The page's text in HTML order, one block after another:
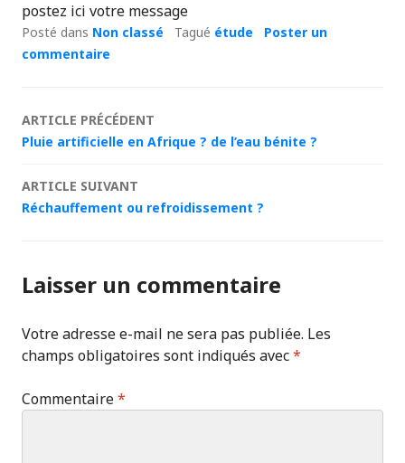
postez ici votre message
Posté dans Non classé Tagué étude
Poster un
commentaire
Navigation
articles
ARTICLE PRÉCÉDENT
Pluie artificielle en Afrique ? de l’eau bénite ?
ARTICLE SUIVANT
Réchauffement ou refroidissement ?
Laisser un commentaire
Votre adresse e-mail ne sera pas publiée. Les
champs obligatoires sont indiqués avec*
Commentaire*